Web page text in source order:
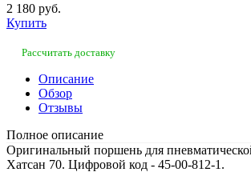
2 180 руб.
Купить
Рассчитать доставку
Описание
Обзор
Отзывы
Полное описание
Оригинальный поршень для
Хатсан 70. Цифровой код - 45-00-812-1.